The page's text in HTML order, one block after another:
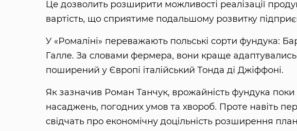
Це дозволить розширити можливості реалізації
вартість, що сприятиме подальшому розвитку
У «Ромаліні» переважають польські сорти фундука:
Галле. За словами фермера, вони краще адаптувались
поширений у Європі італійський Тонда ді Джіффоні.
Як зазначив Роман Танчук, врожайність фундука поки
насаджень, погодних умов та хвороб. Проте навіть
свідчать про економічну доцільність розширення